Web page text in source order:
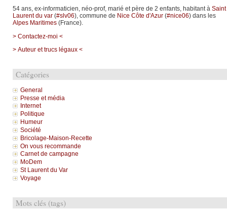
54 ans, ex-informaticien, néo-prof, marié et père de 2 enfants, habitant à Saint
Laurent du var(#slv06), commune de Nice Côte d'Azur(#nice06) dans les
Alpes Maritimes(France).
> Contactez-moi <
> Auteur et trucs légaux <
Catégories
General
Presse et média
Internet
Politique
Humeur
Société
Bricolage-Maison-Recette
On vous recommande
Carnet de campagne
MoDem
St Laurent du Var
Voyage
Mots clés (tags)